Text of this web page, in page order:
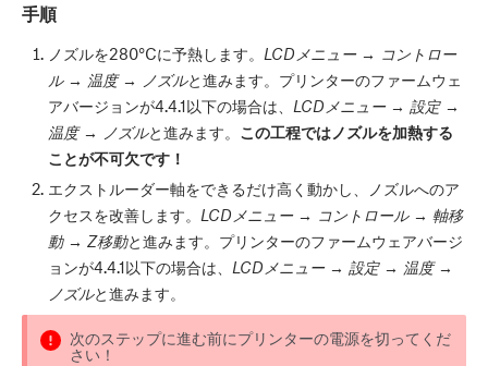
手順
ノズルを280°Cに予熱します。 LCDメニュー → コントロー
ル → 温度 → ノズルと進みます。プリンターのファームウェ
アバージョンが4.4.1以下の場合は、 LCDメニュー → 設定 →
温度 → ノズルと進みます。 この工程ではノズルを加熱する
ことが不可欠です！
エクストルーダー軸をできるだけ高く動かし、ノズルへのア
クセスを改善します。 LCDメニュー → コントロール → 軸移
動 → Z移動と進みます。プリンターのファームウェアバージ
ョンが4.4.1以下の場合は、 LCDメニュー → 設定 → 温度 →
ノズルと進みます。
次のステップに進む前にプリンターの電源を切ってくだ
さい！